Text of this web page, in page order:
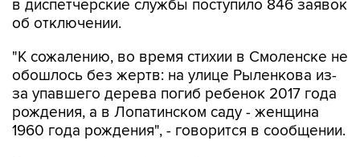
"К сожалению, во время стихии в Смоленске не
за упавшего дерева погиб ребенок 2017 года
рождения, а в Лопатинском саду - женщина
1960 года рождения", - говорится в сообщении.
К ликвидации последствий непогоды